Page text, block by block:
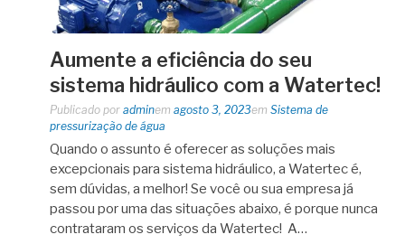
Aumente a eficiência do seu
sistema hidráulico com a Watertec!
Publicado por adminem agosto 3, 2023em Sistema de
pressurização de água
Quando o assunto é oferecer as soluções mais
excepcionais para sistema hidráulico, a Watertec é,
sem dúvidas, a melhor! Se você ou sua empresa já
passou por uma das situações abaixo, é porque nunca
contrataram os serviços da Watertec! A…